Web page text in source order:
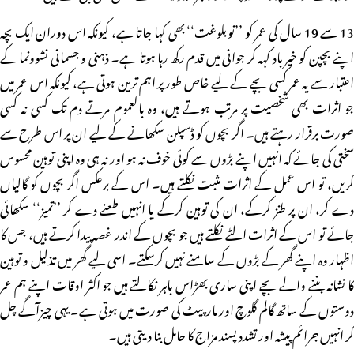
13 سے 19 سال کی عمر کو ’’نوبلوغت‘‘ بھی کہا جاتا ہے، کیونکہ اس دوران ایک بچہ
اپنے بچپن کو خیرباد کہہ کر جوانی میں قدم رکھ رہا ہوتا ہے۔ ذہنی و جسمانی نشوونما کے
اعتبار سے یہ عمر کسی بچے کے لیے خاص طور پر اہم ترین ہوتی ہے، کیونکہ اس عمر میں
جو اثرات بھی شخصیت پر مرتب ہوتے ہیں، وہ بالعموم مرتے دم تک کسی نہ کسی
صورت برقرار رہتے ہیں۔ اگر بچوں کو ڈسپلن سکھانے کے لیے ان پر اس طرح سے
سختی کی جائے کہ انہیں اپنے بڑوں سے کوئی خوف نہ ہو اور نہ ہی وہ اپنی توہین محسوس
کریں، تو اس عمل کے اثرات مثبت نکلتے ہیں۔ اس کے برعکس اگر بچوں کو گالیاں
دے کر، ان پر طنز کرکے، ان کی توہین کرکے یا انہیں طعنے دے کر ’’تمیز‘‘ سکھائی
جائے تو اس کے اثرات الٹے نکلتے ہیں جو بچوں کے اندر غصہ پیدا کرتے ہیں، جس کا
اظہار وہ اپنے گھر کے بڑوں کے سامنے نہیں کرسکتے۔ اسی لیے گھر میں تذلیل و توہین
کا نشانہ بننے والے بچے اپنی ساری بھڑاس باہر نکالتے ہیں جو اکثر اوقات اپنے ہم عمر
دوستوں کے ساتھ گالم گلوچ اور مار پیٹ کی صورت میں ہوتی ہے۔ یہی چیزآگے چل
کر انہیں جرائم پیشہ اور تشدد پسند مزاج کا حامل بنا دیتی ہیں۔